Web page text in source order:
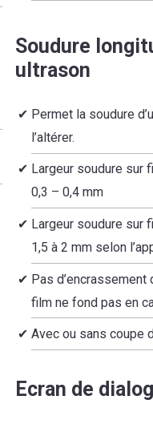
Soudure
ultrason
Permet la soudure
l’altérer.
Largeur soudure sur
0,3 – 0,4 mm
Largeur soudure sur
1,5 à 2 mm selon
Pas
film ne fond pas en
Avec ou sans coupe
Ecran de